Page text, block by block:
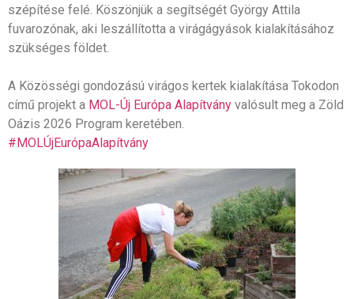
szépítése felé. Köszönjük a segítségét György Attila
fuvarozónak, aki leszállította a virágágyások kialakításához
szükséges földet.
A Közösségi gondozású virágos kertek kialakítása Tokodon
című projekt a MOL-Új Európa Alapítvány valósult meg a Zöld
Oázis 2026 Program keretében.
#MOLÚjEurópaAlapítvány